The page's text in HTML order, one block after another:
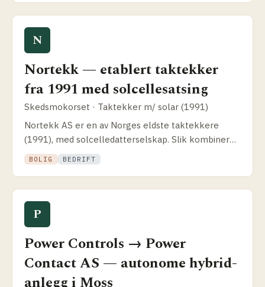
N
Nortekk — etablert taktekker
fra 1991 med solcelle­satsing
Skedsmokorset · Taktekker m/ solar (1991)
Nortekk AS er en av Norges eldste taktekkere
(1991), med solcelle­datter­selskap. Slik kombinerer
de takarbeid og solenergi for boliger og
næringsbygg i Oslo og Viken.
BOLIG BEDRIFT
P
Power Controls → Power
Contact AS — autonome hybrid­